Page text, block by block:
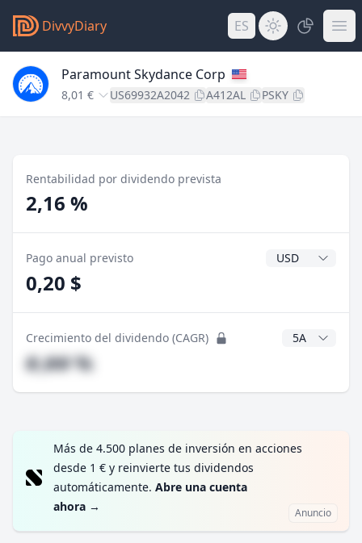
DivvyDiary ES
Paramount Skydance Corp
8,01 € US69932A2042 A412AL PSKY
Rentabilidad por dividendo prevista
2,16 %
Pago anual previsto Divisa del
0,20 $
Crecimiento del dividendo (CAGR) Años CAGR
#,## %
Más de 4.500 planes de inversión en acciones
desde 1 € y reinvierte tus dividendos
automáticamente. Abre una cuenta
ahora → Anuncio